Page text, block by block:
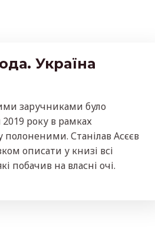
Україна
заручниками було
року в рамках
Станілав Асєєв
описати у книзі всі
побачив на власні очі.